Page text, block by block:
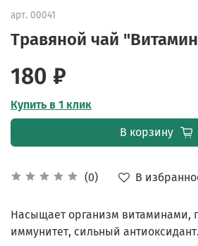
арт. 00041
Травяной чай
(0) В
180 ₽
Купить в 1 клик
В корзину
Насыщает организм витаминами,
иммунитет, сильный антиоксидант.